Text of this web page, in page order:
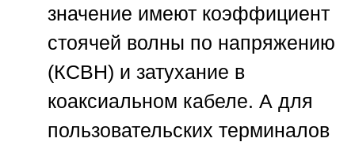
значение имеют коэффициент
стоячей волны по напряжению
(КСВН) и затухание в
коаксиальном кабеле. А для
пользовательских терминалов